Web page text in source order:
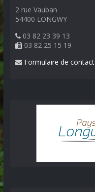
2 rue Vauban
54400 LONGWY
03 82 23 39 13
03 82 25 15 19
Formulaire de contact